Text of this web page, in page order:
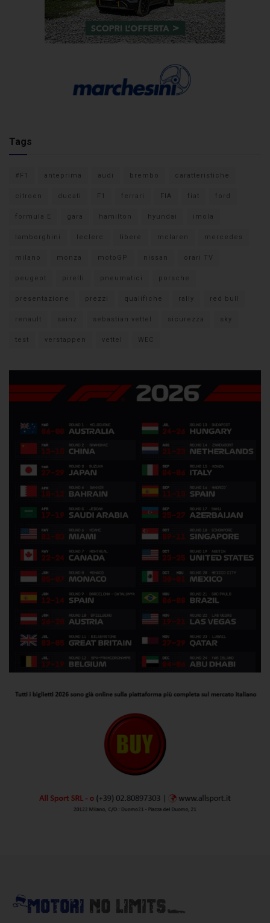
Tags
#F1 anteprima audi brembo caratteristiche
citroen ducati F1 ferrari FIA fiat ford
formula E gara hamilton hyundai imola
lamborghini leclerc libere mclaren mercedes
milano monza motoGP nissan orari TV
peugeot pirelli pneumatici porsche
presentazione prezzi qualifiche rally red bull
renault sainz sebastian vettel sicurezza sky
test verstappen vettel WEC